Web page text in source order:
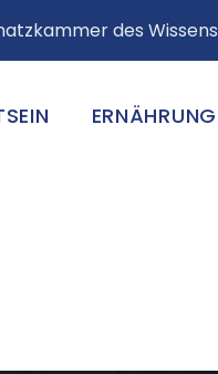
des Wissens
ERNÄHRUNG